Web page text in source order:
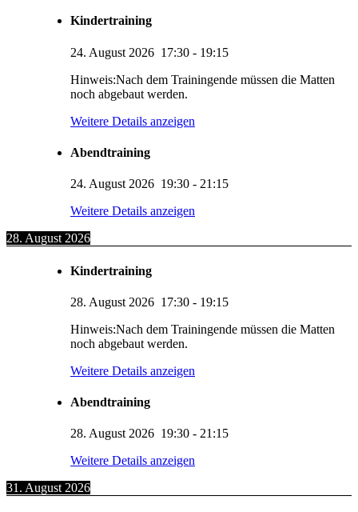
Kindertraining
24. August 2026 17:30 - 19:15
Hinweis:Nach dem Trainingende müssen die Matten
noch abgebaut werden.
Weitere Details anzeigen
Abendtraining
24. August 2026 19:30 - 21:15
Weitere Details anzeigen
28. August 2026
Kindertraining
28. August 2026 17:30 - 19:15
Hinweis:Nach dem Trainingende müssen die Matten
noch abgebaut werden.
Weitere Details anzeigen
Abendtraining
28. August 2026 19:30 - 21:15
Weitere Details anzeigen
31. August 2026